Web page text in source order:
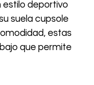
estilo deportivo
suela cupsole
estas
que permite